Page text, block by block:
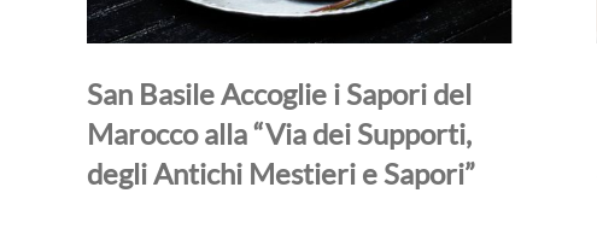
San Basile Accoglie i Sapori del
Marocco alla “Via dei Supporti,
degli Antichi Mestieri e Sapori”